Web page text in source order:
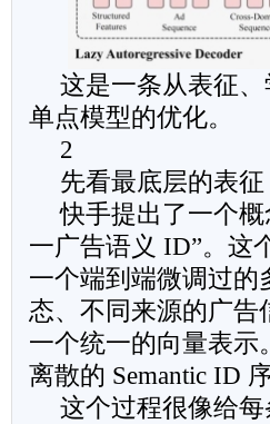
这是一条从表征
单点模型的优化。
2
先看最底层的表
快手提出了一个
一广告语义 ID”。这
一个端到端微调过
态、不同来源的广告
一个统一的向量表示
离散的 Semantic ID 序
这个过程很像给